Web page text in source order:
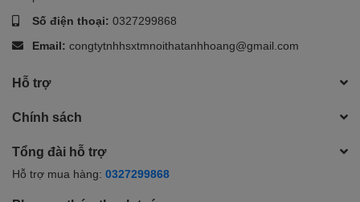
Số điện thoại: 0327299868
Email: congtytnhhsxtmnoithatanhhoang@gmail.com
Hỗ trợ
Chính sách
Tổng đài hỗ trợ
Hỗ trợ mua hàng: 0327299868